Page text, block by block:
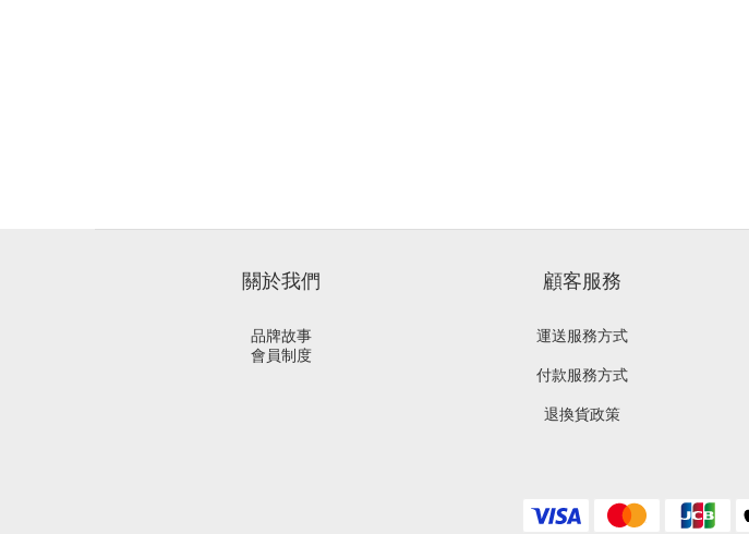
關於我們
品牌故事
會員制度
顧客服務
運送服務方式
付款服務方式
退換貨政策